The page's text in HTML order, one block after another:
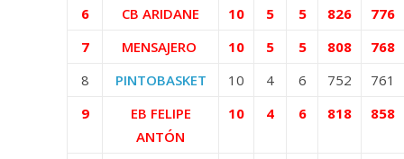
6
CB ARIDANE 10 5 5 826
776
7
MENSAJERO 10 5 5 808
768
8
PINTOBASKET 10 4 6 752
761
9
EB FELIPE
ANTÓN
10 4 6 818 858